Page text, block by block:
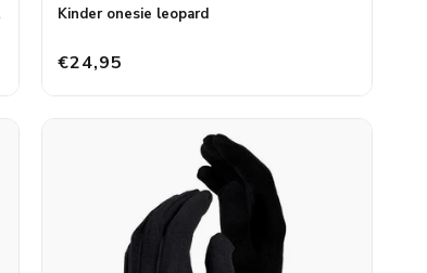
Kinder onesie leopard
€24,95